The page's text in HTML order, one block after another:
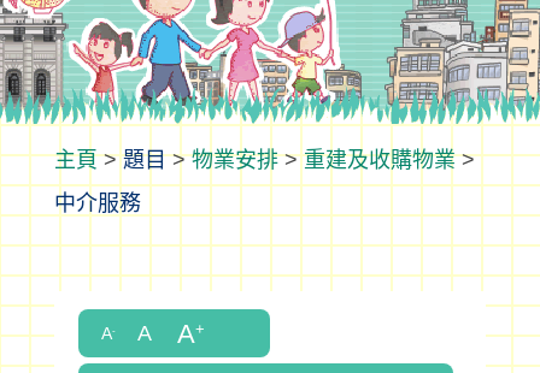
>題目>物業安排>重建及收購物業>
中介服務